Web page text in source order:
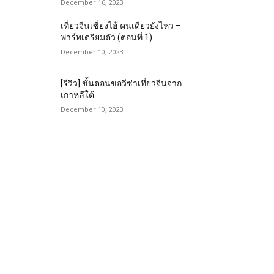
December 16, 2023
เที่ยวจีนเซี่ยงไฮ้ คนเดียวยังไหว –
พาร์ทเตรียมตัว (ตอนที่ 1)
December 10, 2023
[รีวิว] ขั้นตอนขอวีซ่าเที่ยวจีนจาก
เกาหลีใต้
December 10, 2023